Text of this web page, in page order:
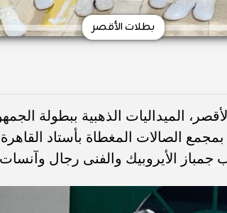
بطلات الأقصر
الصالات المغطاة بأستاد
الأيروبيك والفنى رجال